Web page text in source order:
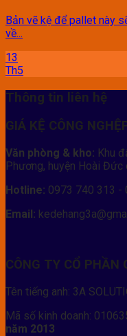
Bản vẽ kệ để pallet này
về...
13
Th5
Thông tin liên hệ
GIÁ KỆ CÔNG
Văn phòng & kho: Khu
Phương, huyện Hoài Đức
Hotline: 0973 740 313 -
Email:
CÔNG TY CỔ PHẦN
Tên tiếng anh: 3A
Mã số kinh doanh:
năm 2013